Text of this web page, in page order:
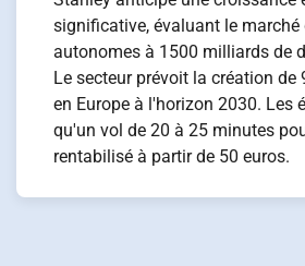
significative, évaluant le marché
autonomes à 1500 milliards de
Le secteur prévoit la création de
en Europe à l'horizon 2030. Les
qu'un vol de 20 à 25 minutes
rentabilisé à partir de 50 euros.